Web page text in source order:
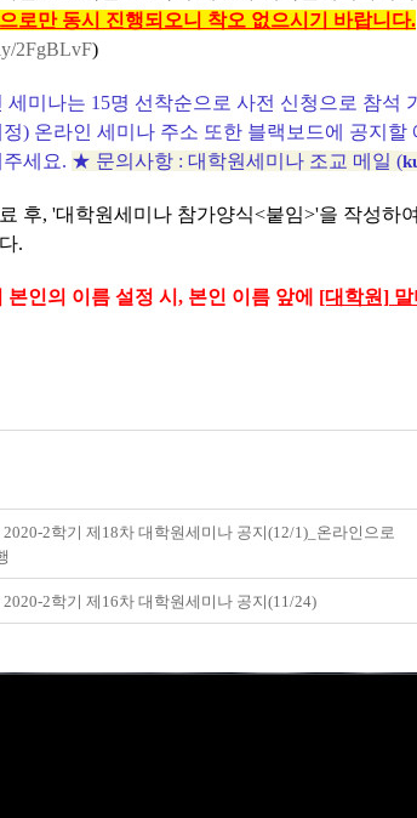
로만 동시 진행되오니 착오 없으시기 바랍니다.
2FgBLvF)
미나는 15명 선착순으로 사전 신청으로 참석
) 온라인 세미나 주소 또한 블랙보드에 공지할
세요. ★ 문의사항 : 대학원세미나 조교 메일 (
후, '대학원세미나 참가양식<붙임>'을 작성하
.
본인의 이름 설정 시, 본인 이름 앞에 [대학원]
2학기 제18차 대학원세미나 공지(12/1)_온라인으로
2학기 제16차 대학원세미나 공지(11/24)